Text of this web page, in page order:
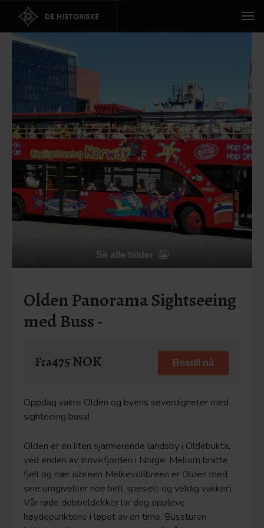
Se alle bilder
Olden Panorama Sightseeing
med Buss -
Fra475 NOK Bestill nå
Oppdag vakre Olden og byens severdigheter med
sighteeing buss!
Olden er en liten sjarmerende landsby i Oldebukta,
ved enden av Innvikfjorden i Norge. Mellom bratte
fjell og nær isbreen Melkevollbreen er Olden med
sine omgivelser noe helt spesielt og veldig vakkert.
Vår røde dobbeldekker lar deg oppleve
høydepunktene i løpet av en time. Bussturen